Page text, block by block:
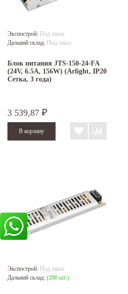
Экспострой: Под заказ
Дальний склад: Под заказ
Блок питания JTS-150-24-FA
(24V, 6.5A, 156W) (Arlight, IP20
Сетка, 3 года)
3 539,87 ₽
Экспострой: Под заказ
Дальний склад: (200 шт.)